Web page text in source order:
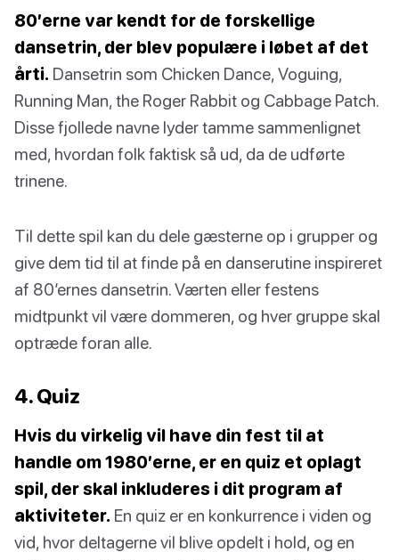
80’erne var kendt for de forskellige
dansetrin, der blev populære i løbet af det
årti. Dansetrin som Chicken Dance, Voguing,
Running Man, the Roger Rabbit og Cabbage Patch.
Disse fjollede navne lyder tamme sammenlignet
med, hvordan folk faktisk så ud, da de udførte
trinene.
Til dette spil kan du dele gæsterne op i grupper og
give dem tid til at finde på en danserutine inspireret
af 80’ernes dansetrin. Værten eller festens
midtpunkt vil være dommeren, og hver gruppe skal
optræde foran alle.
4. Quiz
Hvis du virkelig vil have din fest til at
handle om 1980’erne, er en quiz et oplagt
spil, der skal inkluderes i dit program af
aktiviteter. En quiz er en konkurrence i viden og
vid, hvor deltagerne vil blive opdelt i hold, og en